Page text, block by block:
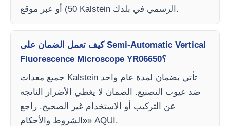
50) أو عبر موقع Kalstein الرسمي في بلدك.
كيف تعمل الضمان على Semi-Automatic Vertical
Fluorescence Microscope YR06650؟
جميع معدات Kalstein تأتي بضمان لمدة عام واحد
ضد عيوب التصنيع. الضمان لا يغطي الأضرار الناتجة
عن التركيب أو الاستخدام غير الصحيح. راجع
«الشروط والأحكام» AQUI.